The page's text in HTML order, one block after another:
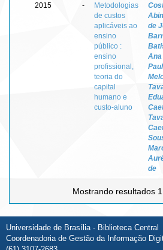
2015 -
Metodologias
de custos
aplicáveis ao
ensino
público :
ensino
profissional,
teoria do
capital
humano e
custo-aluno
de
Ana
de
Mostrando resultados
Universidade de Brasília - Biblioteca Central
Coordenadoria de Gestão da Informação